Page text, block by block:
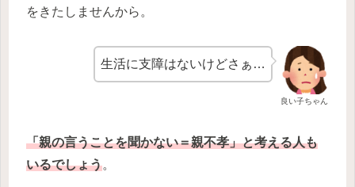
をきたしませんから。
良い子ちゃん
生活に支障はないけどさぁ…
「親の言うことを聞かない＝親不孝」と考える人も
いるでしょう。